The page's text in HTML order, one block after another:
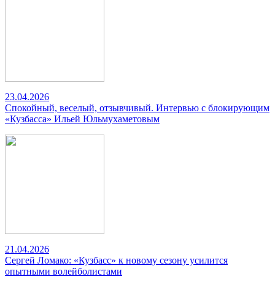
23.04.2026
Спокойный, веселый, отзывчивый. Интервью с блокирующим
«Кузбасса» Ильей Юльмухаметовым
21.04.2026
Сергей Ломако: «Кузбасс» к новому сезону усилится
опытными волейболистами